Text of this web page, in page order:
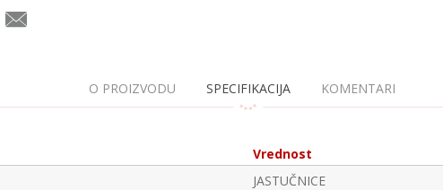
O PROIZVODU SPECIFIKACIJA KOMENTARI
Vrednost
JASTUČNICE